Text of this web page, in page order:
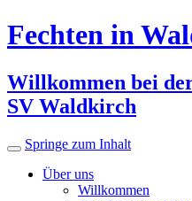
Fechten in
Willkommen bei
SV Waldkirch
Springe zum Inhalt
Über uns
Willkommen